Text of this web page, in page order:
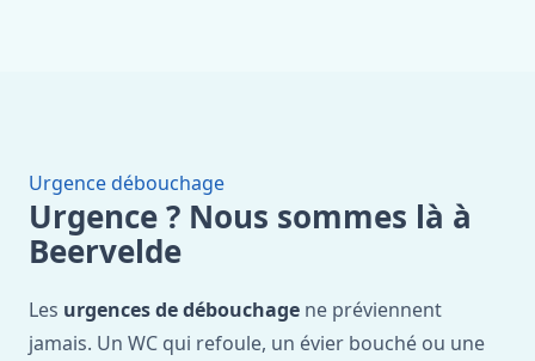
Urgence débouchage
Urgence ? Nous sommes là à
Beervelde
Les urgences de débouchage ne préviennent
jamais. Un WC qui refoule, un évier bouché ou une